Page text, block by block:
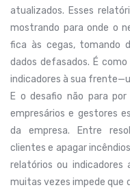
atualizados. Esses
mostrando para onde o
fica às cegas, tomando
dados defasados. É
indicadores à sua
E o desafio não para
empresários e gestores
da empresa. Entre
clientes e apagar
relatórios ou indicadores
muitas vezes impede que